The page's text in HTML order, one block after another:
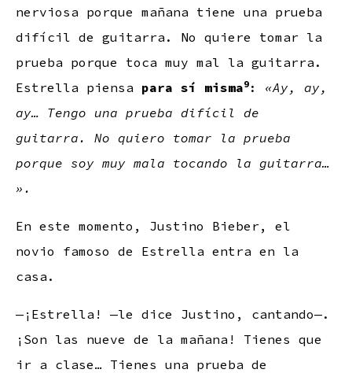
nerviosa porque mañana tiene una prueba
difícil de guitarra. No quiere tomar la
prueba porque toca muy mal la guitarra.
Estrella piensa para sí misma9 : «Ay, ay,
ay… Tengo una prueba difícil de
guitarra. No quiero tomar la prueba
porque soy muy mala tocando la guitarra…
».
En este momento, Justino Bieber, el
novio famoso de Estrella entra en la
casa.
—¡Estrella! —le dice Justino, cantando—.
¡Son las nueve de la mañana! Tienes que
ir a clase… Tienes una prueba de